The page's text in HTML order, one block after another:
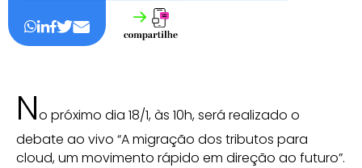
No próximo dia 18/1, às 10h, será realizado o
debate ao vivo “A migração dos tributos para
cloud, um movimento rápido em direção ao futuro”.